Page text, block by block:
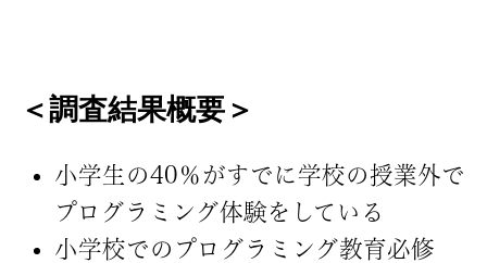
＜調査結果概要＞
小学生の40％がすでに学校の授業外で
プログラミング体験をしている
小学校でのプログラミング教育必修